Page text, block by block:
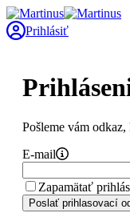
Prihlásiť
Pošleme vám
E-mail
Zapamätať
Poslať prihlasovací